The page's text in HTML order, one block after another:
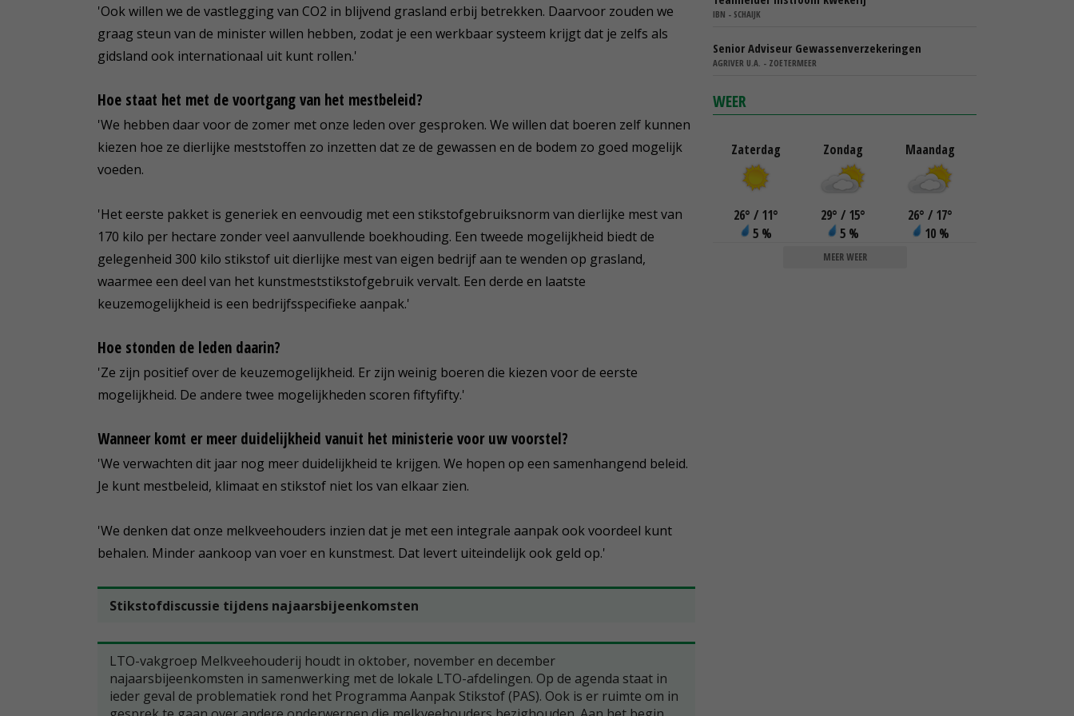
'Ook willen we de vastlegging van CO2 in blijvend grasland erbij betrekken. Daarvoor zouden we
graag steun van de minister willen hebben, zodat je een werkbaar systeem krijgt dat je zelfs als
gidsland ook internationaal uit kunt rollen.'
Hoe staat het met de voortgang van het mestbeleid?
'We hebben daar voor de zomer met onze leden over gesproken. We willen dat boeren zelf kunnen
kiezen hoe ze dierlijke meststoffen zo inzetten dat ze de gewassen en de bodem zo goed mogelijk
voeden.
'Het eerste pakket is generiek en eenvoudig met een stikstofgebruiksnorm van dierlijke mest van
170 kilo per hectare zonder veel aanvullende boekhouding. Een tweede mogelijkheid biedt de
gelegenheid 300 kilo stikstof uit dierlijke mest van eigen bedrijf aan te wenden op grasland,
waarmee een deel van het kunstmeststikstofgebruik vervalt. Een derde en laatste
keuzemogelijkheid is een bedrijfsspecifieke aanpak.'
Hoe stonden de leden daarin?
'Ze zijn positief over de keuzemogelijkheid. Er zijn weinig boeren die kiezen voor de eerste
mogelijkheid. De andere twee mogelijkheden scoren fiftyfifty.'
Wanneer komt er meer duidelijkheid vanuit het ministerie voor uw voorstel?
'We verwachten dit jaar nog meer duidelijkheid te krijgen. We hopen op een samenhangend beleid.
Je kunt mestbeleid, klimaat en stikstof niet los van elkaar zien.
'We denken dat onze melkveehouders inzien dat je met een integrale aanpak ook voordeel kunt
behalen. Minder aankoop van voer en kunstmest. Dat levert uiteindelijk ook geld op.'
Stikstofdiscussie tijdens najaarsbijeenkomsten
LTO-vakgroep Melkveehouderij houdt in oktober, november en december
najaarsbijeenkomsten in samenwerking met de lokale LTO-afdelingen. Op de agenda staat in
ieder geval de problematiek rond het Programma Aanpak Stikstof (PAS). Ook is er ruimte om in
IBN - SCHAIJK
Senior Adviseur Gewassenverzekeringen
AGRIVER U.A. - ZOETERMEER
WEER
Zaterdag
26° / 11°
5 %
Zondag
29° / 15°
5 %
Maandag
26° / 17°
10 %
MEER WEER